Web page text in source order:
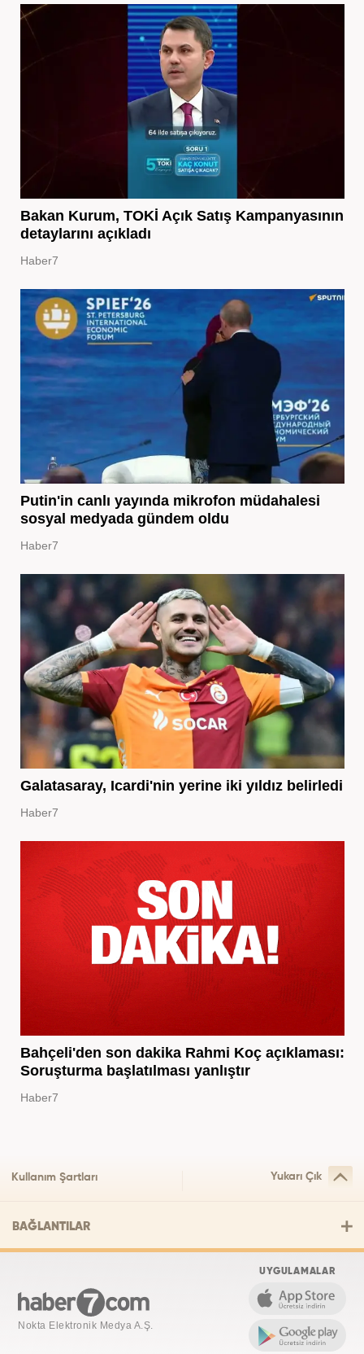
Bakan Kurum, TOKİ Açık Satış Kampanyasının
detaylarını açıkladı
Haber7
Putin'in canlı yayında mikrofon müdahalesi
sosyal medyada gündem oldu
Haber7
Galatasaray, Icardi'nin yerine iki yıldız belirledi
Haber7
Bahçeli'den son dakika Rahmi Koç açıklaması:
Soruşturma başlatılması yanlıştır
Haber7
Kullanım Şartları Yukarı Çık
BAĞLANTILAR
Nokta Elektronik Medya A.Ş.
UYGULAMALAR